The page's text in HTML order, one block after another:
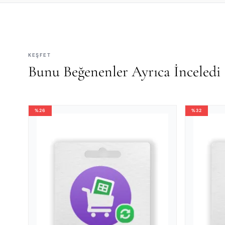
KEŞFET
Bunu Beğenenler Ayrıca İnceledi
%26 %32